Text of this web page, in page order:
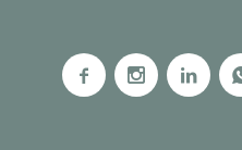
  